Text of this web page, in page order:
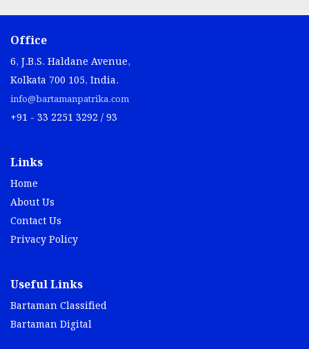
Office
6, J.B.S. Haldane Avenue,
Kolkata 700 105, India.
info@bartamanpatrika.com
+91 - 33 2251 3292 / 93
Links
Home
About Us
Contact Us
Privacy Policy
Useful Links
Bartaman Classified
Bartaman Digital